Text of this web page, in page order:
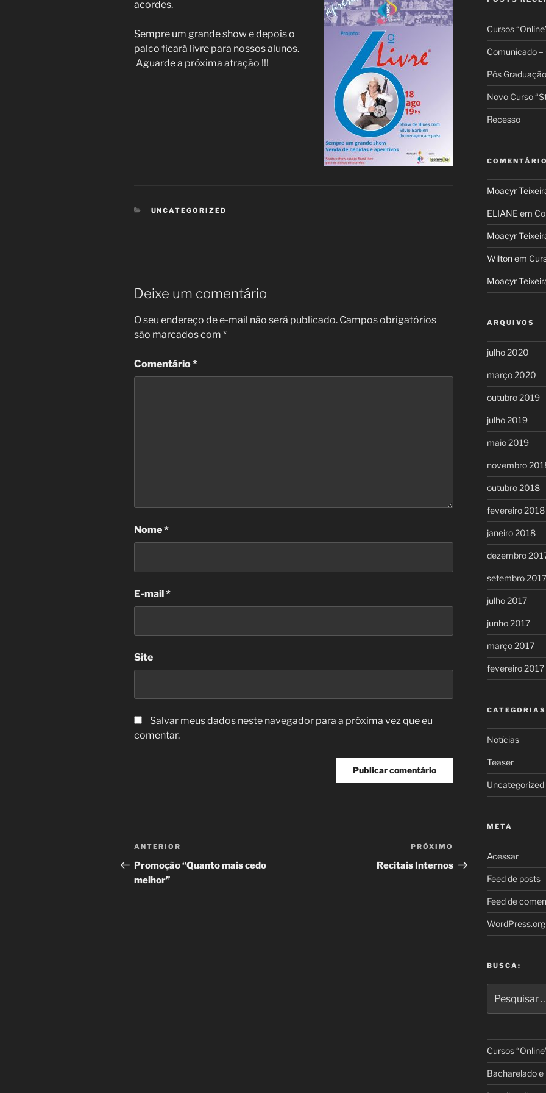
acordes.
Sempre um grande show e depois o
palco ficará livre para nossos alunos.
Aguarde a próxima atração !!!
CATEGORIAS
UNCATEGORIZED
Deixe um comentário
O seu endereço de e-mail não será publicado. Campos obrigatórios
são marcados com *
Comentário*
Nome*
E-mail*
Site
Salvar meus dados neste navegador para a próxima vez que eu
comentar.
Navegação
de
Post
Post
anterior
ANTERIOR
Promoção “Quanto mais cedo
melhor”
Próximo
post
PRÓXIMO
Recitais Internos
Cursos
Comunicado –
Pós
Novo Curso
Recesso
Moacyr
ELIANE em
Moacyr
Wiltonem
Moacyr
ARQUIVOS
julho 2020
março 2020
outubro 2019
julho 2019
maio 2019
novembro
outubro 2018
fevereiro 2018
janeiro 2018
dezembro
setembro 2017
julho 2017
junho 2017
março 2017
fevereiro 2017
CATEGORIAS
Notícias
Teaser
Uncategorized
META
Acessar
Feed de posts
Feed de
WordPress.org
BUSCA:
por:
Cursos
Bacharelado